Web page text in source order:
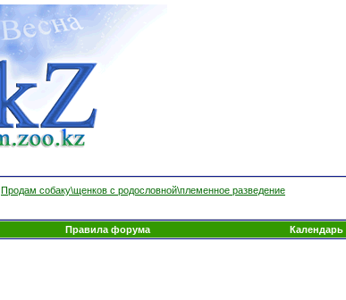
Продам собаку\щенков с родословной\племенное разведение
Правила форума Календарь